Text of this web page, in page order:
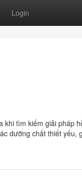
Login
tìm kiếm giải pháp
dưỡng chất thiết yếu,